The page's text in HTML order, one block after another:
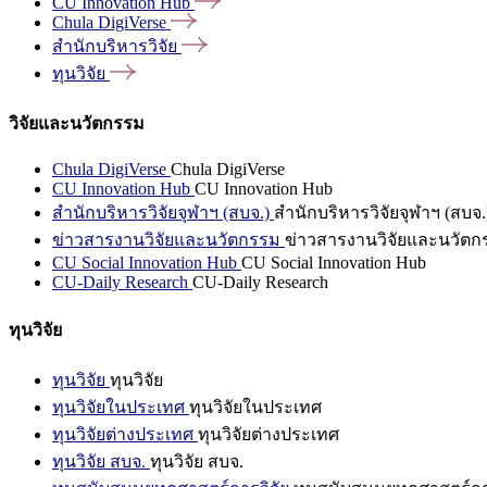
Chula DigiVerse
สำนักบริหารวิจัย
ทุนวิจัย
วิจัยและนวัตกรรม
Chula DigiVerse Chula DigiVerse
CU Innovation Hub CU Innovation Hub
สำนักบริหารวิจัยจุฬาฯ (สบจ.) สำนักบริหารวิจัยจุฬาฯ (สบจ
ข่าวสารงานวิจัยและนวัตกรรม ข่าวสารงานวิจัยและนวัตก
CU Social Innovation Hub CU Social Innovation Hub
CU-Daily Research CU-Daily Research
ทุนวิจัย
ทุนวิจัย ทุนวิจัย
ทุนวิจัยในประเทศ ทุนวิจัยในประเทศ
ทุนวิจัยต่างประเทศ ทุนวิจัยต่างประเทศ
ทุนวิจัย สบจ. ทุนวิจัย สบจ.